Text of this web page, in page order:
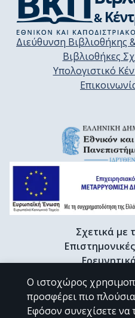
Διεύθυνση
Βιβλιοθήκες
Υπολογιστικό
Σχετικά με
Διδακτορικές
Προφίλ
Ο ιστοχώρος
προσφέρει πιο
Εφόσον συνεχίσετε να